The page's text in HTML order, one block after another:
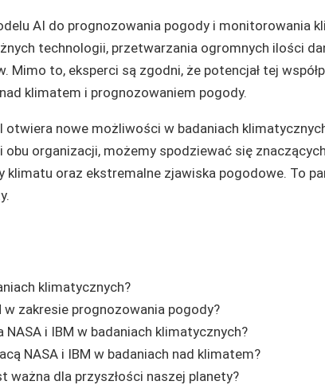
AI do prognozowania pogody i monitorowania
technologii, przetwarzania ogromnych ilości
Mimo to, eksperci są zgodni, że potencjał tej
klimatem i prognozowaniem pogody.
otwiera nowe możliwości w badaniach
obu organizacji, możemy spodziewać się
klimatu oraz ekstremalne zjawiska pogodowe. To
klimatycznych?
w zakresie prognozowania pogody?
i IBM w badaniach klimatycznych?
NASA i IBM w badaniach nad klimatem?
ważna dla przyszłości naszej planety?